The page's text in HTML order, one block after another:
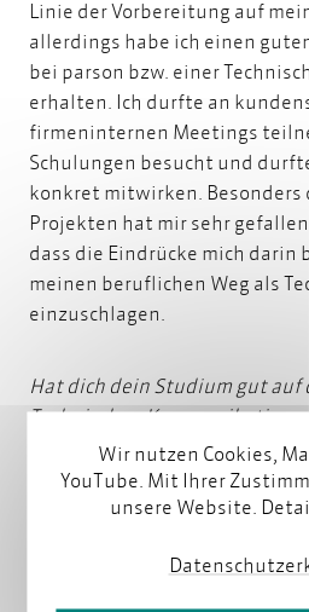
Linie der Vorbereitung auf
allerdings habe ich einen
bei parson bzw. einer
erhalten. Ich durfte an
firmeninternen Meetings
Schulungen besucht und
konkret mitwirken. Besonders
Projekten hat mir sehr
dass die Eindrücke mich darin
meinen beruflichen Weg als
einzuschlagen.
Hat dich dein Studium gut auf
Technischen Kommunikation
Natürlich ist es in der Theorie
Praxis und es ist immer
würde ich sagen, dass mein
Wir nutzen Cookies,
YouTube. Mit Ihrer
unsere Website.